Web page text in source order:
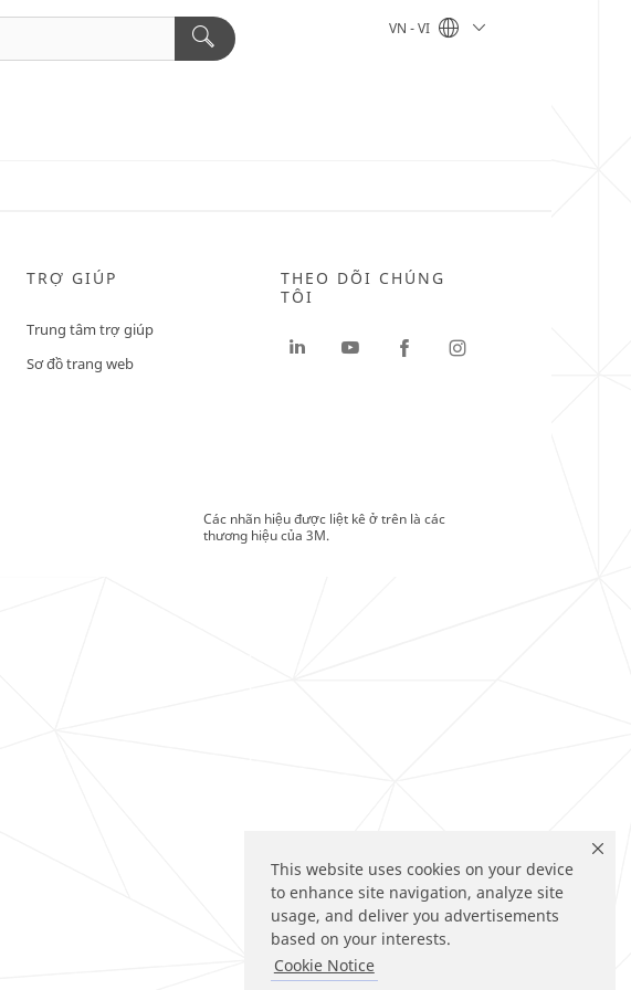
This website uses cookies on your device
to enhance site navigation, analyze site
usage, and deliver you advertisements
based on your interests.
Cookie Notice
VN - VI
TRỢ GIÚP
Trung tâm trợ giúp
Sơ đồ trang web
THEO DÕI CHÚNG
TÔI
Các nhãn hiệu được liệt kê ở trên là các
thương hiệu của 3M.